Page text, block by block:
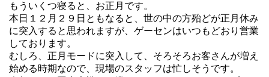
もういくつ寝ると、お正月です。
本日１２月２９日ともなると、世の中の方殆どが正月休み
に突入すると思われますが、ゲーセンはいつもどおり営業
しております。
むしろ、正月モードに突入して、そろそろお客さんが増え
始める時期なので、現場のスタッフは忙しそうです。